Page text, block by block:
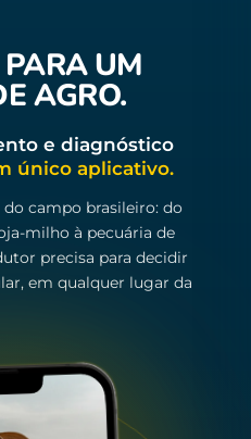
PARA UM
AGRO.
e diagnóstico
único aplicativo.
campo brasileiro: do
milho à pecuária de
precisa para decidir
em qualquer lugar da